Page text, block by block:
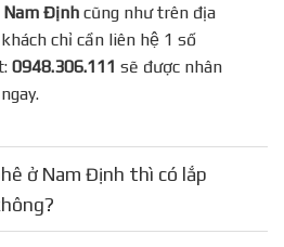
Địnhcũng như trên địa
chỉ cần liên hệ 1 số
0948.306.111 sẽ được nhân
ở Nam Định thì có lắp